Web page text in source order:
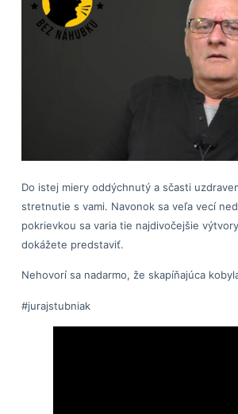
Do istej miery oddýchnutý a sčasti
stretnutie s vami. Navonok sa veľa vecí
pokrievkou sa varia tie najdivočejšie
dokážete predstaviť.
Nehovorí sa nadarmo, že skapíňajúca
#jurajstubniak